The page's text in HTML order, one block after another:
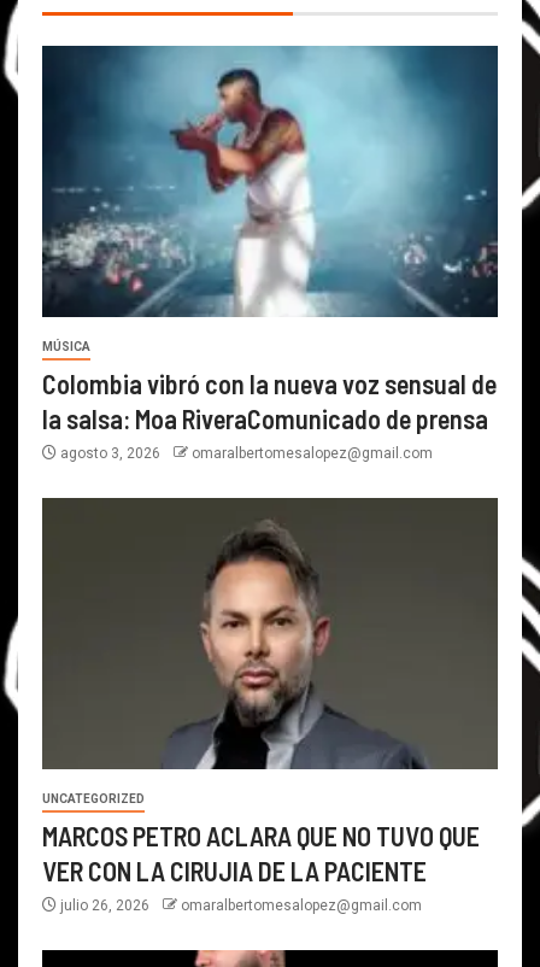
MÚSICA
Colombia vibró con la nueva voz sensual de
la salsa: Moa RiveraComunicado de prensa
agosto 3, 2026 omaralbertomesalopez@gmail.com
UNCATEGORIZED
MARCOS PETRO ACLARA QUE NO TUVO QUE
VER CON LA CIRUJIA DE LA PACIENTE
julio 26, 2026 omaralbertomesalopez@gmail.com